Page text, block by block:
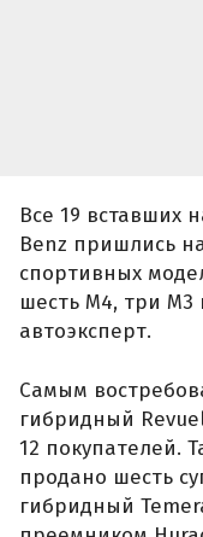
Chevrolet
новых легковых
больше, чем
чем за ту же
Автор:Иван
Источник:
Подписывайтесь
ВКонтакте